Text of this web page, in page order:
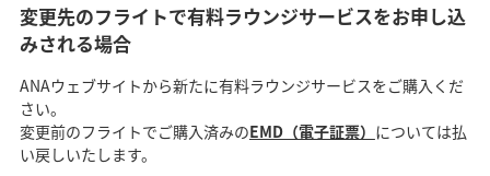
変更先のフライトで有料ラウンジサービスをお申し込
みされる場合
ANAウェブサイトから新たに有料ラウンジサービスをご購入くだ
さい。
変更前のフライトでご購入済みのEMD（電子証票） については払
い戻しいたします。